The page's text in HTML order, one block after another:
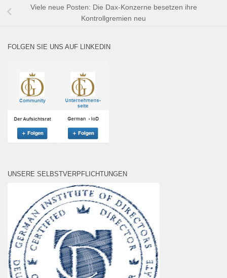
Viele neue Posten: Die Dax-Konzerne besetzen ihre
Kontrollgremien neu
FOLGEN SIE UNS AUF LINKEDIN
UNSERE SELBSTVERPFLICHTUNGEN